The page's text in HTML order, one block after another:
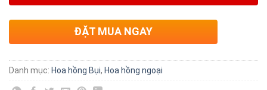
ĐẶT MUA NGAY
Danh mục: Hoa hồng Bụi, Hoa hồng ngoại